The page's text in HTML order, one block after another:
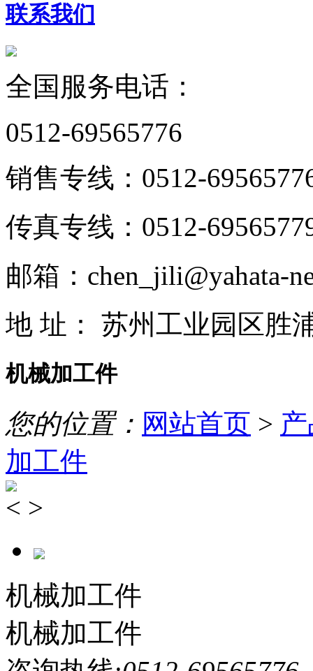
联系我们
全国服务电话：
0512-69565776
销售专线：0512-
传真专线：0512-
邮箱：chen_jili@yahata-
地 址： 苏州工业园区胜
机械加工件
您的位置： 网站首页 >
加工件
< >
机械加工件
机械加工件